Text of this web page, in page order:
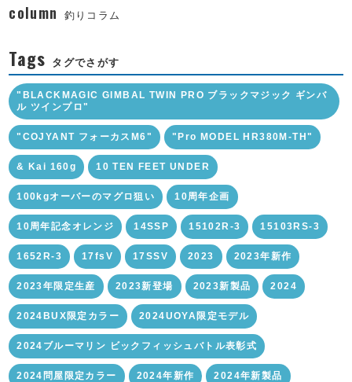
column 釣りコラム
Tags タグでさがす
"BLACKMAGIC GIMBAL TWIN PRO ブラックマジック ギンバ
ル ツインプロ"
"COJYANT フォーカスM6" "Pro MODEL HR380M-TH"
& Kai 160g 10 TEN FEET UNDER
100kgオーバーのマグロ狙い 10周年企画
10周年記念オレンジ 14SSP 15102R-3 15103RS-3
1652R-3 17fsV 17SSV 2023 2023年新作
2023年限定生産 2023新登場 2023新製品 2024
2024BUX限定カラー 2024UOYA限定モデル
2024ブルーマリン ビックフィッシュバトル表彰式
2024問屋限定カラー 2024年新作 2024年新製品